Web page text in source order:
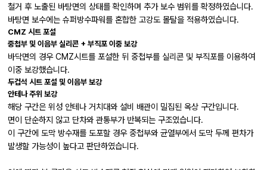
철거 후 노출된 바탕면의 상태를 확인하며 추가 보수 범위를 확정하였습니다.
바탕면 보수에는 슈퍼방수파워를 혼합한 고강도 몰탈을 적용하였습니다.
CMZ 시트 포설
중첩부 및 이음부 실리콘 + 부직포 이중 보강
바닥면의 경우 CMZ시트를 포설한 뒤 중첩부를 실리콘 및 부직포를 이용하여
이중 보강했습니다.
두겁석 시트 포설 및 이음부 보강
안테나 주위 보강
해당 구간은 위성 안테나 거치대와 설비 배관이 밀집된 옥상 구간입니다.
면이 단순하지 않고 단차와 관통부가 반복되는 구조였습니다.
이 구간에 도막 방수재를 도포할 경우 중첩부와 균열부에서 도막 두께 편차가
발생할 가능성이 높다고 판단하였습니다.